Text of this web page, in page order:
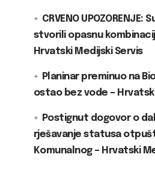
CRVENO
stvorili opasnu
Hrvatski Medijski Servis
Planinar preminuo na
ostao bez vode –
Postignut dogovor o
rješavanje statusa
Komunalnog – Hrvatski